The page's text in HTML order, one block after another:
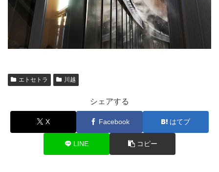
エトセトラ 川越
シェアする
X Facebook はてブ
LINE コピー